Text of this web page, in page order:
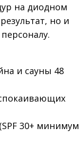
на диодном
но и
и сауны 48
30+ минимум